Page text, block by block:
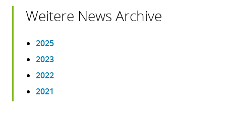
Weitere News Archive
2025
2023
2022
2021